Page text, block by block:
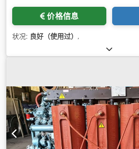
价格信息
状况: 良好（使用过） ,